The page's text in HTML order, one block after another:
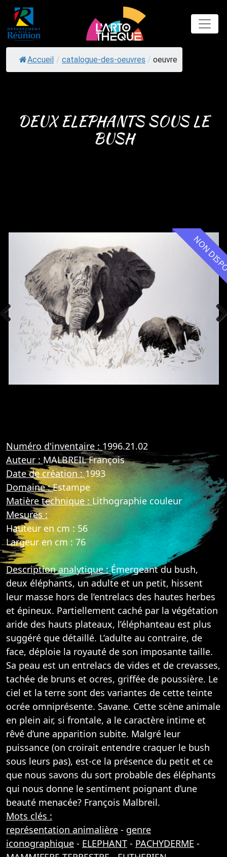
Skip
content
Accueil / catalogue-des-oeuvres / oeuvre
DEUX ELEPHANTS SOUS LE
BUSH
NON
Numéro d'inventaire : 1996.21.02
Auteur : MALBREIL François
Date de création :1993
Domaine :Estampe
Matière technique : Lithographie couleur
Mesures :
Hauteur en cm : 56
Largeur en cm : 76
Description analytique :Émergeant du bush,
deux éléphants, un adulte et un petit, hissent
leur masse hors de l’entrelacs des hautes herbes
et épineux. Partiellement caché par la végétation
aride des hauts plateaux, l’éléphanteau est plus
suggéré que détaillé. L’adulte au contraire, de
face, déploie la royauté de son imposante taille.
Sa peau est un entrelacs de vides et de crevasses,
tachée de bruns et ocres, griffée de poussière. Le
ciel et la terre sont des variantes de cette teinte
ocrée omniprésente. Savane. Cette scène animale
en plein air, si frontale, a le caractère intime et
rêvé d’une apparition subite. Malgré leur
puissance (on croirait entendre craquer le bush
sous leurs pas), est-ce la présence du petit et ce
que nous savons du sort probable des éléphants
qui nous donne le sentiment poignant d’une
beauté menacée? François Malbreil.
Mots clés :
représentation animalière - genre
iconographique - ELEPHANT - PACHYDERME -